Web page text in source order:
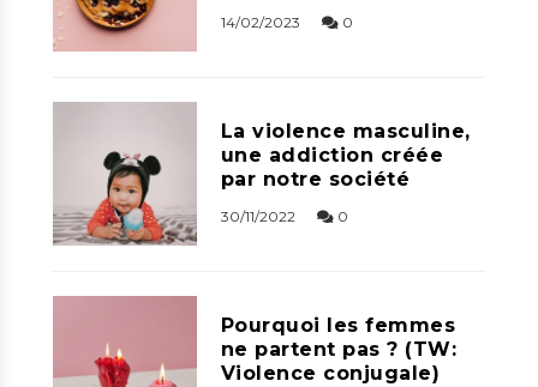
14/02/2023 0
La violence masculine,
une addiction créée
par notre société
30/11/2022 0
Pourquoi les femmes
ne partent pas ? (TW:
Violence conjugale)